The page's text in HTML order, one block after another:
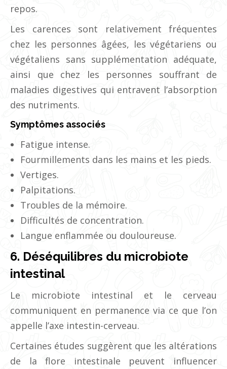
repos.
Les carences sont relativement fréquentes
chez les personnes âgées, les végétariens ou
végétaliens sans supplémentation adéquate,
ainsi que chez les personnes souffrant de
maladies digestives qui entravent l’absorption
des nutriments.
Symptômes associés
Fatigue intense.
Fourmillements dans les mains et les pieds.
Vertiges.
Palpitations.
Troubles de la mémoire.
Difficultés de concentration.
Langue enflammée ou douloureuse.
6. Déséquilibres du microbiote
intestinal
Le microbiote intestinal et le cerveau
communiquent en permanence via ce que l’on
appelle l’axe intestin-cerveau.
Certaines études suggèrent que les altérations
de la flore intestinale peuvent influencer